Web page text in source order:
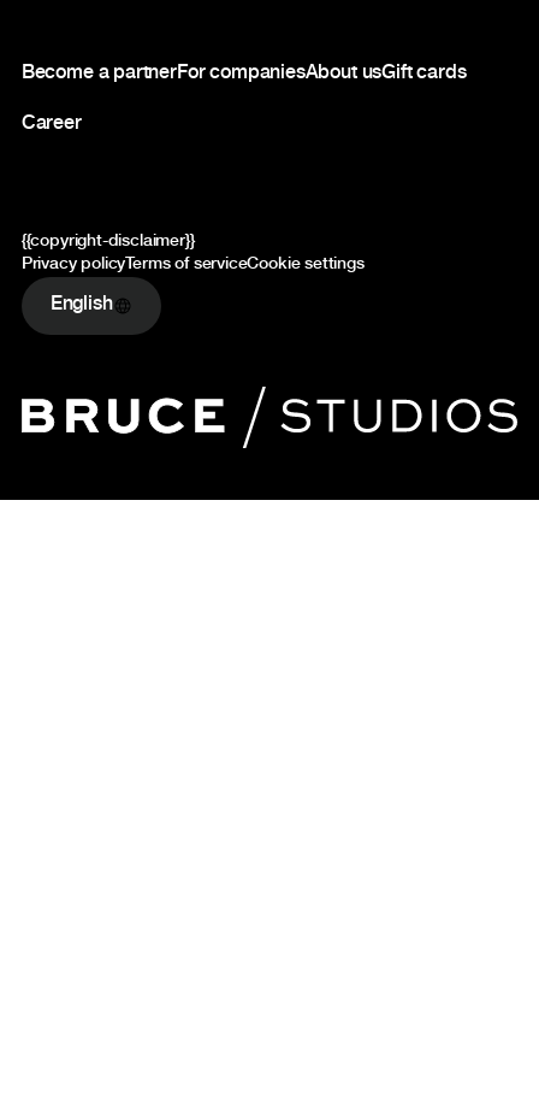
Become a partnerFor companiesAbout usGift cards
Career
{{copyright-disclaimer}}
Privacy policy Terms of serviceCookie settings
English